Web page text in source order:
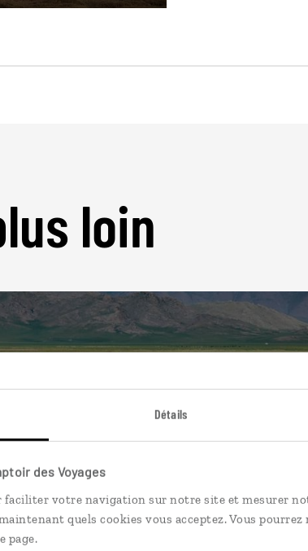
Détails
des Voyages
faciliter votre navigation sur notre site et mesurer
quels cookies vous acceptez. Vous
page.
loin
Mongolie